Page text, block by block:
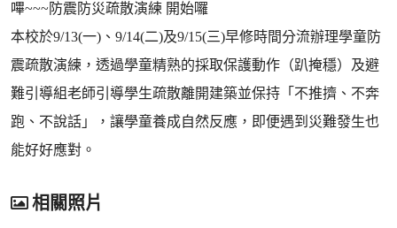
嗶~~~防震防災疏散演練 開始囉
本校於9/13(一)、9/14(二)及9/15(三)早修時間分流辦理學童防
震疏散演練，透過學童精熟的採取保護動作（趴掩穩）及避
難引導組老師引導學生疏散離開建築並保持「不推擠、不奔
跑、不說話」，讓學童養成自然反應，即便遇到災難發生也
能好好應對。
相關照片